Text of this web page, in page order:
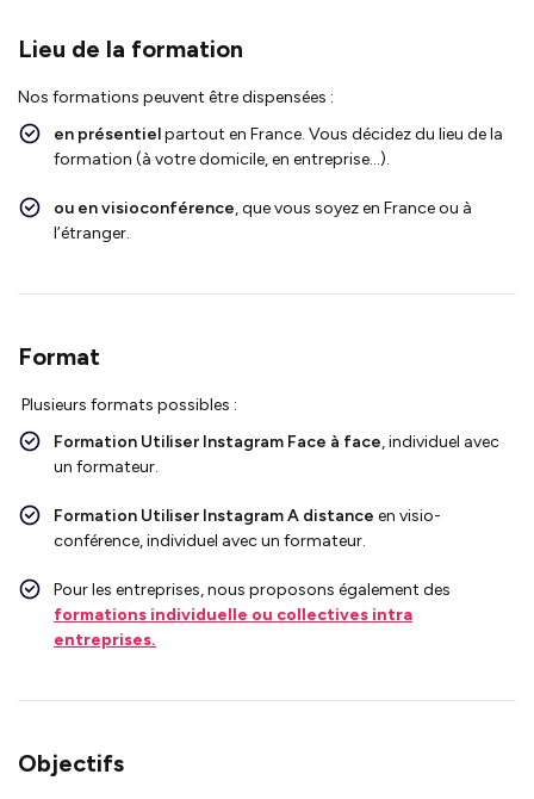
Lieu de la formation
Nos formations peuvent être dispensées :
en présentielpartout en France. Vous décidez du lieu de la
formation (à votre domicile, en entreprise…).
ou en visioconférence, que vous soyez en France ou à
l’étranger.
Format
Plusieurs formats possibles :
Formation Utiliser Instagram Face à face, individuel avec
un formateur.
Formation Utiliser InstagramA distance en visio-
conférence, individuel avec un formateur.
Pour les entreprises, nous proposons également des
formations individuelle ou collectives intra
entreprises.
Objectifs